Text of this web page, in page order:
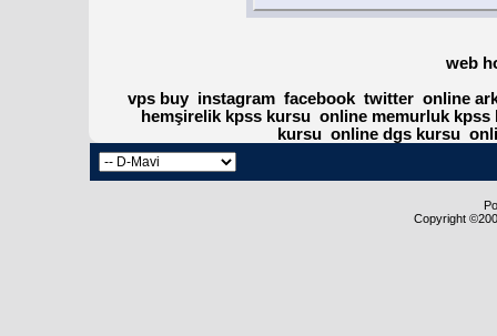
web
vps buy instagram facebook twitter online
hemşirelik kpss kursu online memurluk kpss
kursu online dgs kursu
Copyright